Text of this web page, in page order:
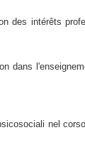
des intérêts
dans
nel